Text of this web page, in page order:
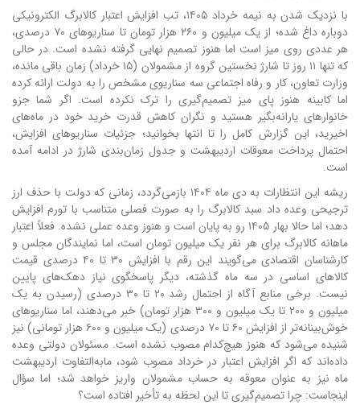
با نزدیک شدن به نیمه خرداد ۱۴۰۵، تب افزایش اعتبار کالابرگ الکترونیکی
دوباره داغ شده؛ از یک میلیون و ۲۶۰ هزار تومان تا سناریوهای ۷۰ درصدی،
هر عددی روی میز است اما هنوز تصمیم نهایی گرفته نشده است. در حالی
که تنها ۱۱ روز تا شارژ نخستین گروه از مشمولان (۱۵ خرداد) زمان باقی مانده،
وزارت تعاون، کار و رفاه اجتماعی سه سناریوی مشخص را به دولت ارائه کرده
اما کابینه هنوز پای میز تصمیم‌گیری را ترک نکرده است. اگر شما جزو
خانوارهای یارانه‌بگیر هستید و نگران کاهش قدرت خرید خود در ماه‌های
اخیرید، این گزارش کامل را تا انتها بخوانید؛ جزئیات سناریوهای افزایش،
احتمال پرداخت معوقات اردیبهشت و جدول زمان‌بندی شارژ در ادامه آمده
است.
ریشه این انتظارات به دی ماه ۱۴۰۴ بازمی‌گردد، زمانی که دولت با حذف ارز
ترجیحی وعده داد سبد کالابرگ را به صورت فصلی متناسب با تورم افزایش
دهد؛ اما حالا بهار ۱۴۰۵ رو به پایان است و هنوز وعده عملی نشده. فعلاً اعتبار
ماهانه کالابرگ برای هر نفر یک میلیون تومان است، اما نمایندگان مجلس و
کارشناسان اقتصادی می‌گویند این رقم با افزایش ۳۰ تا ۴۰ درصدی قیمت
کالاهای اساسی در سه ماه گذشته، دیگر پاسخگوی نیاز دهک‌های پایین
نیست. برخی منابع آگاه از احتمال رشد ۲۰ تا ۳۰ درصدی (رسیدن به یک
میلیون و ۲۰۰ تا یک میلیون و ۳۰۰ هزار تومان) خبر می‌دهند، اما سناریوهای
خوش‌بینانه‌تر از افزایش ۶۰ تا ۷۰ درصدی (یک میلیون و ۶۰۰ هزار تومانی) نیز
شنیده می‌شود که هنوز هیچ‌کدام مصوب نشده است. مسئولان دولتی وعده
داده‌اند که اگر افزایش اعتبار در خرداد مصوب شود، مابه‌التفاوت اردیبهشت
ماه نیز به عنوان معوقه به حساب مشمولان واریز خواهد شد؛ اما سؤال
اینجاست: چرا تصمیم‌گیری تا این لحظه به تأخیر افتاده است؟